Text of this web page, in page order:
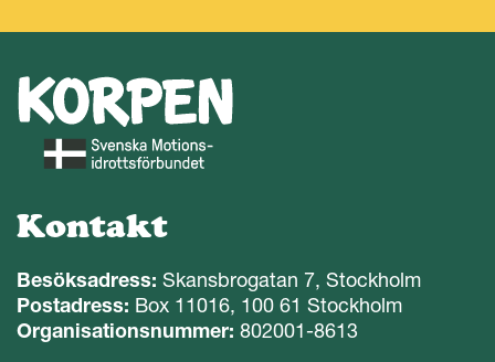
Kontakt
Besöksadress: Skansbrogatan 7, Stockholm
Postadress: Box 11016, 100 61 Stockholm
Organisationsnummer: 802001-8613